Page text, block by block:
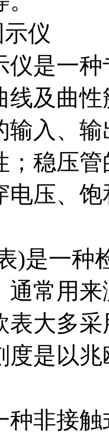
仪
仪是一
线及曲
输入、
；稳压
电压、
)是一种
通常用
表大多
度是以
种非接